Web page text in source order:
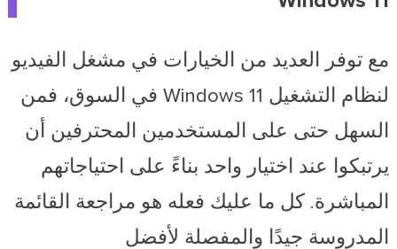
مع توفر العديد من الخيارات في مشغل الفيديو
لنظام التشغيل Windows 11 في السوق، فمن
السهل حتى على المستخدمين المحترفين أن
يرتبكوا عند اختيار واحد بناءً على احتياجاتهم
المباشرة. كل ما عليك فعله هو مراجعة القائمة
المدروسة جيدًا والمفصلة لأفضل